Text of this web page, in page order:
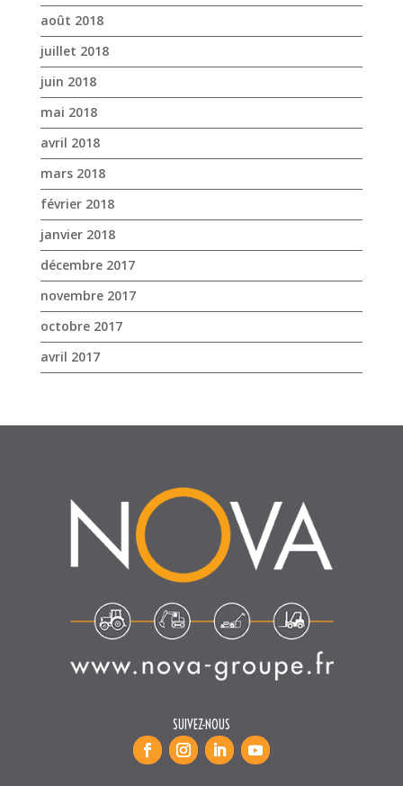
août 2018
juillet 2018
juin 2018
mai 2018
avril 2018
mars 2018
février 2018
janvier 2018
décembre 2017
novembre 2017
octobre 2017
avril 2017
SUIVEZ-NOUS